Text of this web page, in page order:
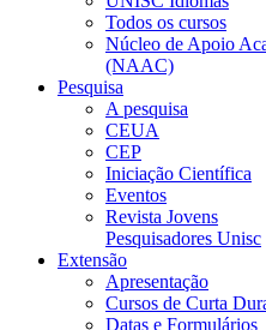
Todos os cursos
Núcleo de Apoio
(NAAC)
Pesquisa
A pesquisa
CEUA
CEP
Iniciação Científica
Eventos
Revista Jovens
Pesquisadores Unisc
Extensão
Apresentação
Cursos de Curta
Datas e Formulários